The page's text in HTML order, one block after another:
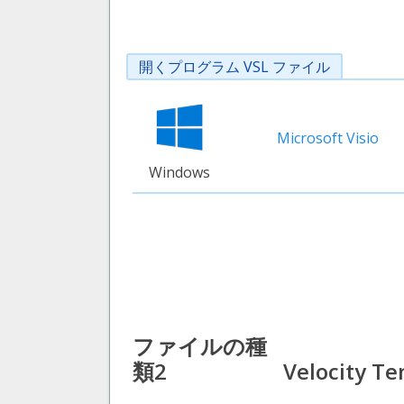
開くプログラム VSL ファイル
Windows
Microsoft Visio
ファイルの種
類2
Velocity